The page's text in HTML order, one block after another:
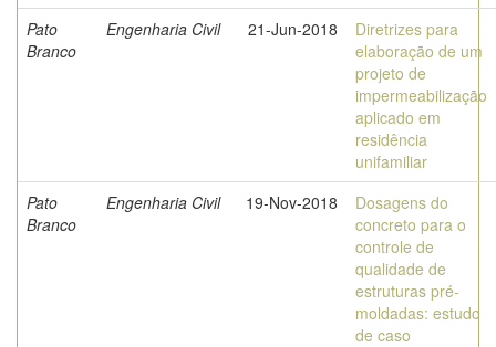
Pato
Branco
Engenharia Civil 21-Jun-2018
Diretrizes para
elaboração de um
projeto de
impermeabilização
aplicado em
residência
unifamiliar
Pato
Branco
Engenharia Civil 19-Nov-2018
Dosagens do
concreto para o
controle de
qualidade de
estruturas pré-
moldadas: estudo
de caso